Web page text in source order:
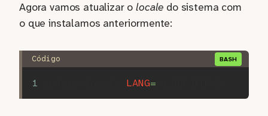
Agora vamos atualizar olocale do sistema com
o que instalamos anteriormente:
LANG=